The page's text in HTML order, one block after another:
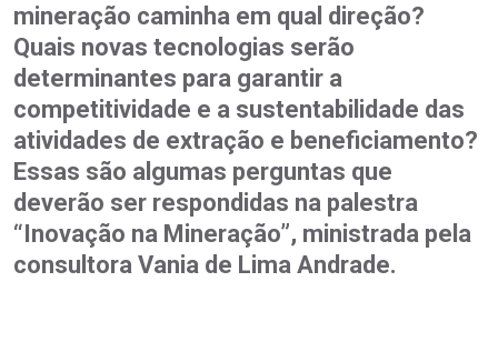
mineração caminha em qual direção?
Quais novas tecnologias serão
determinantes para garantir a
competitividade e a sustentabilidade das
atividades de extração e beneficiamento?
Essas são algumas perguntas que
deverão ser respondidas na palestra
“Inovação na Mineração”, ministrada pela
consultora Vania de Lima Andrade.